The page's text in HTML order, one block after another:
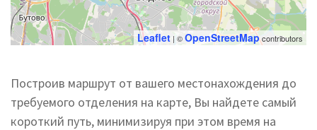
Leaflet | ©OpenStreetMapcontributors
Построив маршрут от вашего местонахождения до
требуемого отделения на карте, Вы найдете самый
короткий путь, минимизируя при этом время на